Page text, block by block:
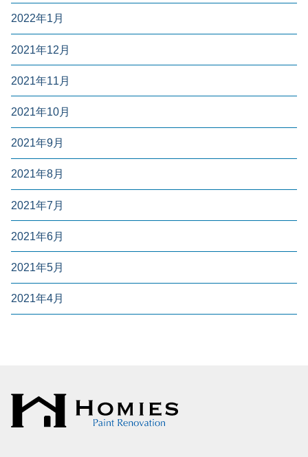
2022年1月
2021年12月
2021年11月
2021年10月
2021年9月
2021年8月
2021年7月
2021年6月
2021年5月
2021年4月